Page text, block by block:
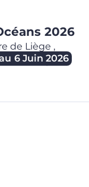
2026
6 Juin 2026
de Liège ,
4020Liège